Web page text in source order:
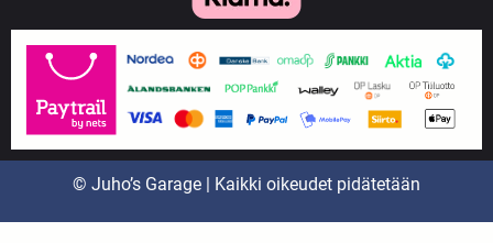
© Juho’s Garage | Kaikki oikeudet pidätetään